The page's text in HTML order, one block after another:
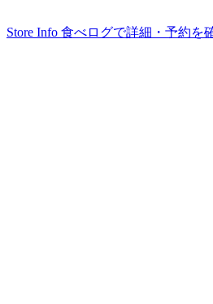
Store Info 食べログで詳細・予約を